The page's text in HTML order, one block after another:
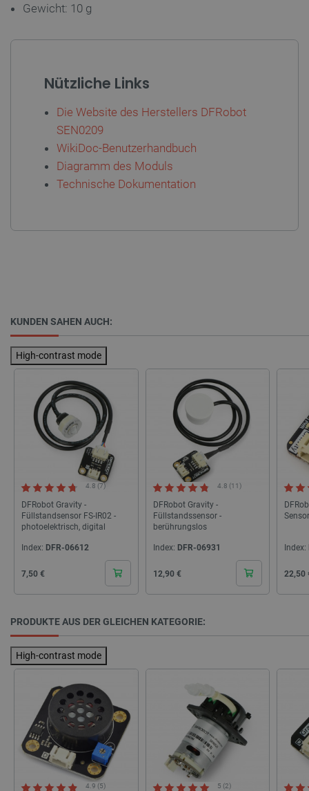
Gewicht: 10 g
Nützliche Links
Die Website des Herstellers DFRobot
SEN0209
WikiDoc-Benutzerhandbuch
Diagramm des Moduls
Technische Dokumentation
KUNDEN SAHEN AUCH:
High-contrast mode
4.8 (7)
DFRobot Gravity -
Füllstandsensor FS-IR02 -
photoelektrisch, digital
Index: DFR-06612
Cena
7,50 €
4.8 (11)
DFRobot Gravity -
Füllstandssensor -
berührungslos
Index: DFR-06931
Cena
12,90 €
Index:
Cena
22,50
PRODUKTE AUS DER GLEICHEN KATEGORIE:
High-contrast mode
4.9 (5) 5 (2)
PrestaShop-[abcdef0123456789]{32} .botland.de
LaVisitorId_Ym90bGFuZC5sYWRlc2suY29tLw
CookieScriptConsent
CookieScript
botland.de
2
LaSID
Quality Unit
_smvs
critCartData botland.de
50